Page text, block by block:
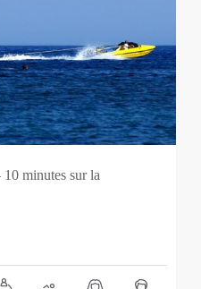
minutes sur la